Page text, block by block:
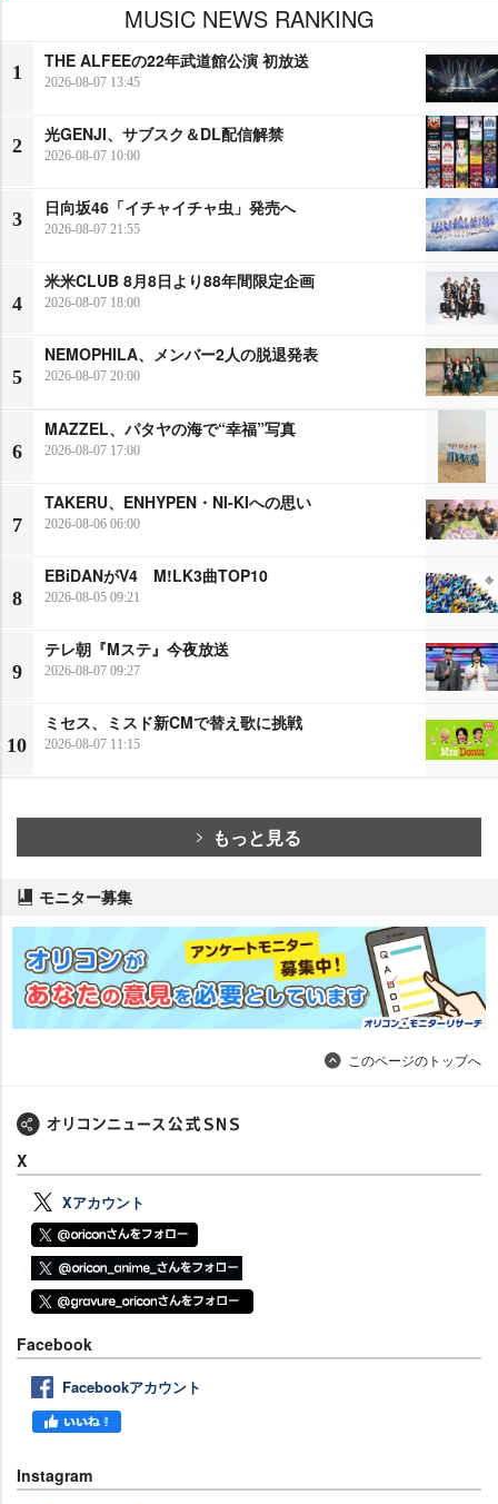
MUSIC NEWS RANKING
1
THE ALFEEの22年武道館公演 初放送
2026-08-07 13:45
2
光GENJI、サブスク＆DL配信解禁
2026-08-07 10:00
3
日向坂46「イチャイチャ虫」発売へ
2026-08-07 21:55
4
米米CLUB 8月8日より88年間限定企画
2026-08-07 18:00
5
NEMOPHILA、メンバー2人の脱退発表
2026-08-07 20:00
6
MAZZEL、パタヤの海で“幸福”写真
2026-08-07 17:00
7
TAKERU、ENHYPEN・NI-KIへの思い
2026-08-06 06:00
8
EBiDANがV4 M!LK3曲TOP10
2026-08-05 09:21
9
テレ朝『Mステ』今夜放送
2026-08-07 09:27
10
ミセス、ミスド新CMで替え歌に挑戦
2026-08-07 11:15
もっと見る
モニター募集
このページのトップへ
X
Xアカウント
Facebook
Facebookアカウント
Instagram